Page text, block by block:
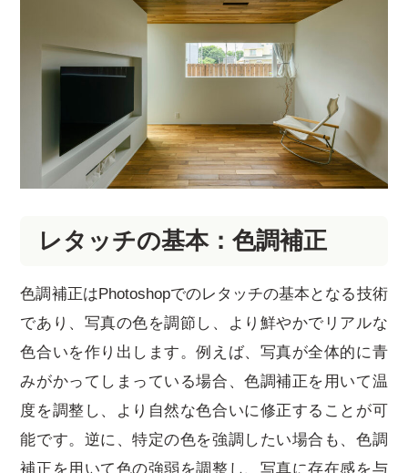
レタッチの基本：色調補正
色調補正はPhotoshopでのレタッチの基本となる技術
であり、写真の色を調節し、より鮮やかでリアルな
色合いを作り出します。例えば、写真が全体的に青
みがかってしまっている場合、色調補正を用いて温
度を調整し、より自然な色合いに修正することが可
能です。逆に、特定の色を強調したい場合も、色調
補正を用いて色の強弱を調整し、写真に存在感を与